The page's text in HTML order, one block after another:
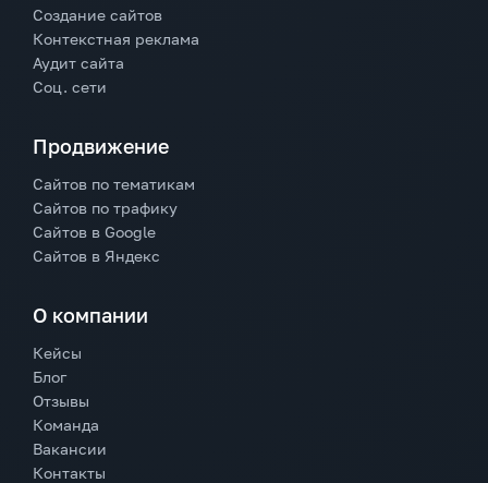
Создание сайтов
Контекстная реклама
Аудит сайта
Соц. сети
Продвижение
Сайтов по тематикам
Сайтов по трафику
Сайтов в Google
Сайтов в Яндекс
О компании
Кейсы
Блог
Отзывы
Команда
Вакансии
Контакты